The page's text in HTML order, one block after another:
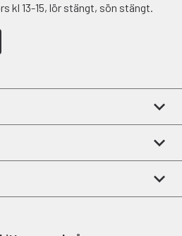
kl 13-15, lör stängt, sön stängt.